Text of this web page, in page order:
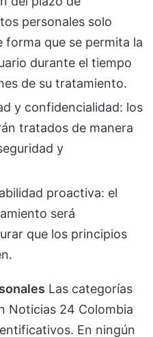
personales solo
forma que se permita la
durante el tiempo
de su tratamiento.
y confidencialidad: los
tratados de manera
y
proactiva: el
será
que los principios
Las categorías
Noticias 24 Colombia
En ningún